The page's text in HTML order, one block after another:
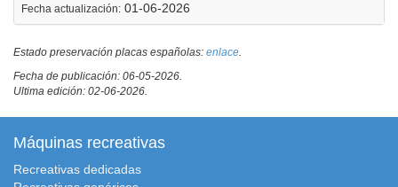
Fecha actualización: 01-06-2026
Estado preservación placas españolas: enlace.
Fecha de publicación: 06-05-2026.
Ultima edición: 02-06-2026.
Máquinas recreativas
Recreativas dedicadas